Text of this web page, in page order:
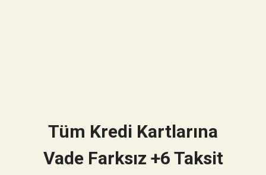
Tüm Kredi Kartlarına
Vade Farksız +6 Taksit